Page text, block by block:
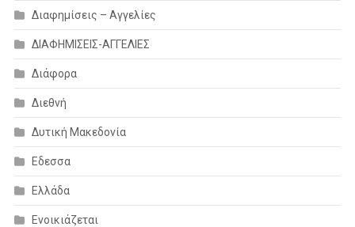
Διαφημίσεις – Αγγελίες
ΔΙΑΦΗΜΙΣΕΙΣ-ΑΓΓΕΛΙΕΣ
Διάφορα
Διεθνή
Δυτική Μακεδονία
Εδεσσα
Ελλάδα
Ενοικιάζεται